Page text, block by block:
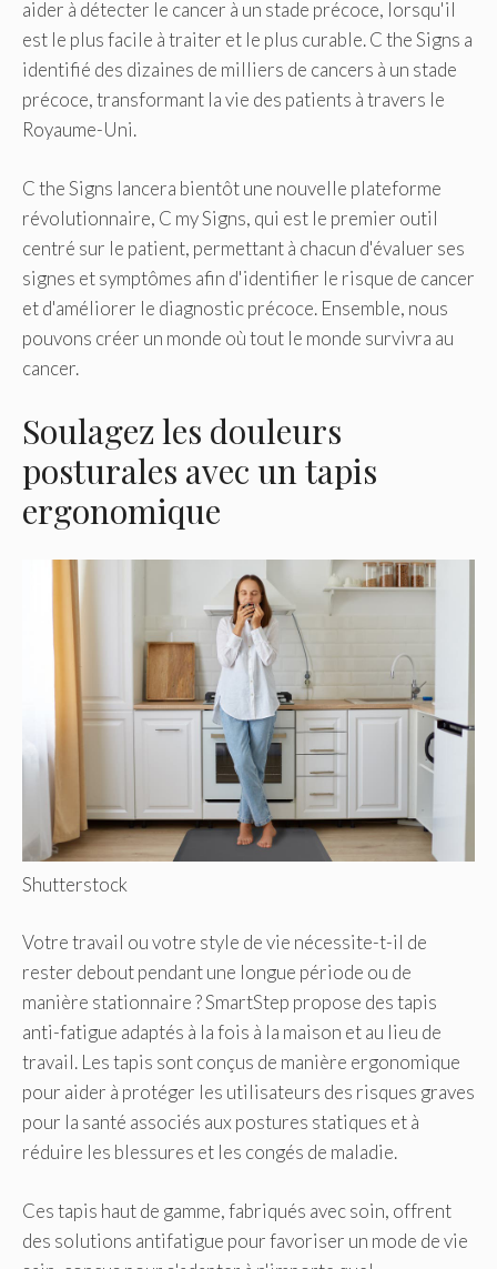
aider à détecter le cancer à un stade précoce, lorsqu'il
est le plus facile à traiter et le plus curable. C the Signs a
identifié des dizaines de milliers de cancers à un stade
précoce, transformant la vie des patients à travers le
Royaume-Uni.
C the Signs lancera bientôt une nouvelle plateforme
révolutionnaire, C my Signs, qui est le premier outil
centré sur le patient, permettant à chacun d'évaluer ses
signes et symptômes afin d'identifier le risque de cancer
et d'améliorer le diagnostic précoce. Ensemble, nous
pouvons créer un monde où tout le monde survivra au
cancer.
Soulagez les douleurs
posturales avec un tapis
ergonomique
Shutterstock
Votre travail ou votre style de vie nécessite-t-il de
rester debout pendant une longue période ou de
manière stationnaire ? SmartStep propose des tapis
anti-fatigue adaptés à la fois à la maison et au lieu de
travail. Les tapis sont conçus de manière ergonomique
pour aider à protéger les utilisateurs des risques graves
pour la santé associés aux postures statiques et à
réduire les blessures et les congés de maladie.
Ces tapis haut de gamme, fabriqués avec soin, offrent
des solutions antifatigue pour favoriser un mode de vie